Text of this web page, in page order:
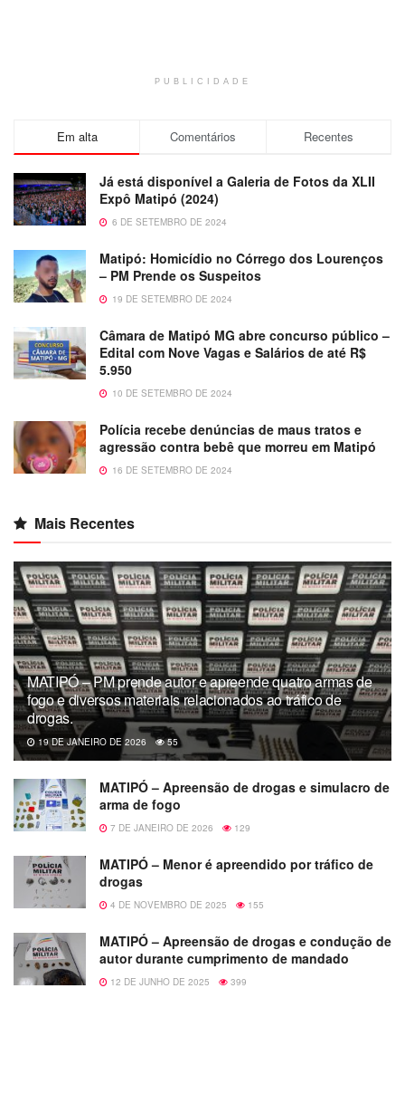
PUBLICIDADE
Em alta Comentários Recentes
Já está disponível a Galeria de Fotos da XLII
Expô Matipó (2024)
6 DE SETEMBRO DE 2024
Matipó: Homicídio no Córrego dos Lourenços
– PM Prende os Suspeitos
19 DE SETEMBRO DE 2024
Câmara de Matipó MG abre concurso público –
Edital com Nove Vagas e Salários de até R$
5.950
10 DE SETEMBRO DE 2024
Polícia recebe denúncias de maus tratos e
agressão contra bebê que morreu em Matipó
16 DE SETEMBRO DE 2024
Mais Recentes
MATIPÓ – PM prende autor e apreende quatro armas de
fogo e diversos materiais relacionados ao tráfico de
drogas.
19 DE JANEIRO DE 2026 55
MATIPÓ – Apreensão de drogas e simulacro de
arma de fogo
7 DE JANEIRO DE 2026 129
MATIPÓ – Menor é apreendido por tráfico de
drogas
4 DE NOVEMBRO DE 2025 155
MATIPÓ – Apreensão de drogas e condução de
autor durante cumprimento de mandado
12 DE JUNHO DE 2025 399